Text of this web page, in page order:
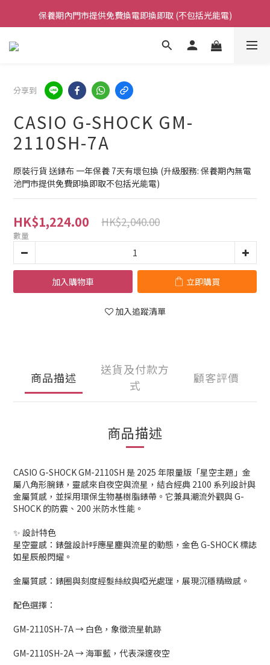
凡購買任何產品滿$500免運費（香港/澳門）
保養期內門市提供免費換電即換即取 (不包括光能電)
凡購買任何產品滿$500免運費（香港/澳門）
分享到
CASIO G-SHOCK GM-
2110SH-7A
原裝行貨 送錶布 一年保養 7天有壞包換 (升級服務: 保養期內無電
池門市提供免費即換即取不包括光能電)
HK$1,224.00 HK$2,040.00
數量
加入購物車 立即購買
加入追蹤清單
商品描述
送貨及付款方
式
顧客評價
商品描述
CASIO G-SHOCK GM-2110SH 是 2025 年限量版「星空主題」金
屬八角形腕錶，靈感來自夜空與流星，結合經典 2100 系列設計與
金屬質感，並採用環保生物基樹脂錶帶。它兼具潮流外觀與 G-
SHOCK 的防震、200 米防水性能。
✨ 設計特色
星空靈感：錶盤設計呼應星塵與流星的動態，金色 G-SHOCK 標誌
如星辰般閃耀。
金屬質感：錶圈與刻度經髮絲紋與啞光處理，展現沉穩精緻感。
配色選擇：
GM-2110SH-7A → 白色，象徵流星軌跡
GM-2110SH-2A → 海軍藍，代表深邃夜空